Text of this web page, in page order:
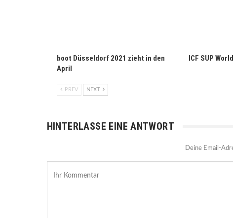
boot Düsseldorf 2021 zieht in den
April
ICF SUP
PREV NEXT
HINTERLASSE EINE ANTWORT
Deine Email-